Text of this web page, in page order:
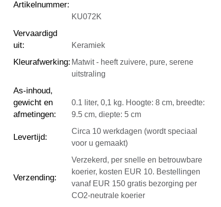
Artikelnummer:
KU072K
Vervaardigd
uit: Keramiek
Kleurafwerking: Matwit - heeft zuivere, pure, serene
uitstraling
As-inhoud,
gewicht en
afmetingen:
0.1 liter, 0,1 kg. Hoogte: 8 cm, breedte:
9.5 cm, diepte: 5 cm
Levertijd:
Circa 10 werkdagen (wordt speciaal
voor u gemaakt)
Verzending:
Verzekerd, per snelle en betrouwbare
koerier, kosten EUR 10. Bestellingen
vanaf EUR 150 gratis bezorging per
CO2-neutrale koerier